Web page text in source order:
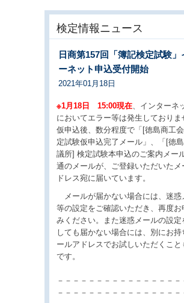
検定情報ニュース
日商第157回「簿記検定試験」
ーネット申込受付開始
2021年01月18日
※1月18日 15:00現在、インターネ
においてエラー等は発生しておりま
仮申込後、数分程度で「 [徳島商工
定試験仮申込完了メール」、「 [徳
議所] 検定試験本申込のご案内メー
通のメールが、ご登録いただいたメ
ドレス宛に届いています。
メールが届かない場合には、迷惑
等の設定をご確認いただき、再度お
みください。また迷惑メールの設定
しても届かない場合には、別にお持
ールアドレスでお試しいただくこと
です。
－－－－－－－－－－－－－－－－
－－－－－－－－－－－－－－－－